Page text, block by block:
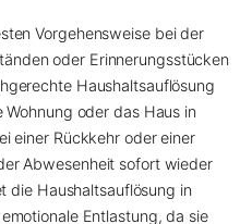
Vorgehensweise bei der
oder Erinnerungsstücken
Haushaltsauflösung
oder das Haus in
einer Rückkehr oder einer
Abwesenheit sofort wieder
die Haushaltsauflösung in
Entlastung, da sie